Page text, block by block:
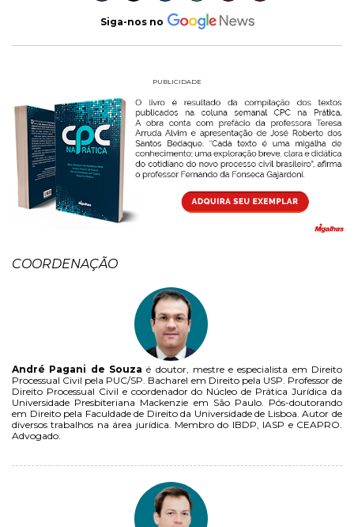
Siga-nos no
PUBLICIDADE
COORDENAÇÃO
André Pagani de Souza é doutor, mestre e especialista em Direito
Processual Civil pela PUC/SP. Bacharel em Direito pela USP. Professor de
Direito Processual Civil e coordenador do Núcleo de Prática Jurídica da
Universidade Presbiteriana Mackenzie em São Paulo. Pós-doutorando
em Direito pela Faculdade de Direito da Universidade de Lisboa. Autor de
diversos trabalhos na área jurídica. Membro do IBDP, IASP e CEAPRO.
Advogado.